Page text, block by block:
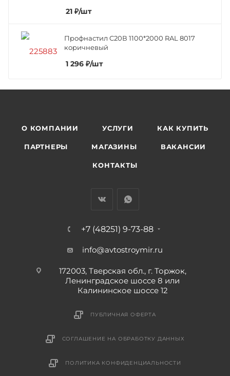
21 ₽/шт
Профнастил C20В 1100*2000 RAL 8017
коричневый
1 296 ₽/шт
О КОМПАНИИ УСЛУГИ КАК КУПИТЬ
ПАРТНЕРЫ МАГАЗИНЫ ВАКАНСИИ
КОНТАКТЫ
+7 (48251) 9-73-88
info@avtostroymir.ru
172003, Тверская обл., г. Торжок,
Ленинградское шоссе 8 или
Калининское шоссе 12
ПУБЛИЧНАЯ ОФЕРТА
СОГЛАШЕНИЕ НА ОБРАБОТКУ ДАННЫХ
ПОЛИТИКА КОНФИДЕНЦИАЛЬНОСТИ